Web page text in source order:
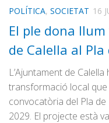
POLÍTICA, SOCIETAT 16
El ple dona
de Calella al
L’Ajuntament de
transformació local
convocatòria del Pla
2029. El projecte està